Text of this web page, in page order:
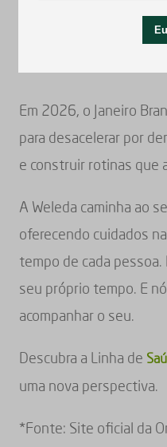
Cuidar da
Em 2026, o Janeiro
para desacelerar por
e construir rotinas que
A Weleda caminha ao
oferecendo cuidados
tempo de cada
seu próprio tempo. E
acompanhar o seu.
Descubra a Linha de
uma nova perspectiva.
*Fonte: Site oficial da